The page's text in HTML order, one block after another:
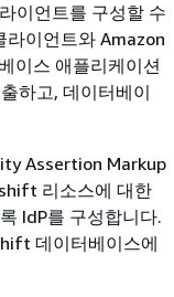
이언트를 구성할 수
라이언트와 Amazon
이스 애플리케이션
하고, 데이터베이
Assertion Markup
리소스에 대한
IdP를 구성합니다.
데이터베이스에